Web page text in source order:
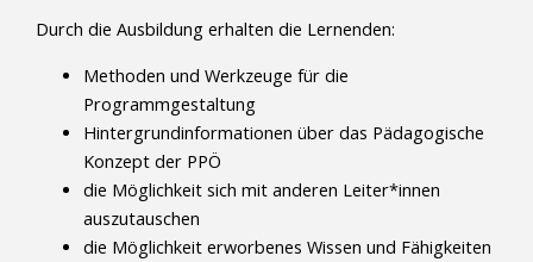
Durch die Ausbildung erhalten die Lernenden:
Methoden und Werkzeuge für die
Programmgestaltung
Hintergrundinformationen über das Pädagogische
Konzept der PPÖ
die Möglichkeit sich mit anderen Leiter*innen
auszutauschen
die Möglichkeit erworbenes Wissen und Fähigkeiten